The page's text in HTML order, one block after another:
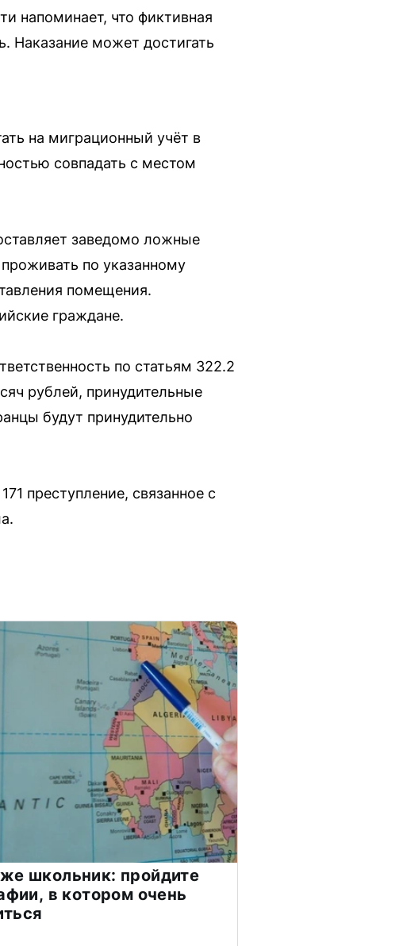
напоминает, что фиктивная
Наказание может достигать
на миграционный учёт в
совпадать с местом
заведомо ложные
по указанному
помещения.
граждане.
по статьям 322.2
рублей, принудительные
будут принудительно
преступление, связанное с
школьник: пройдите
в котором очень